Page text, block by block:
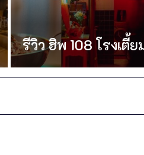
รีวิว ฮิพ 108 โรงเตี้ย